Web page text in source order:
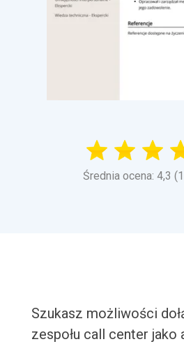
Średnia ocena: 4,3
Szukasz możliwości
zespołu call center jako